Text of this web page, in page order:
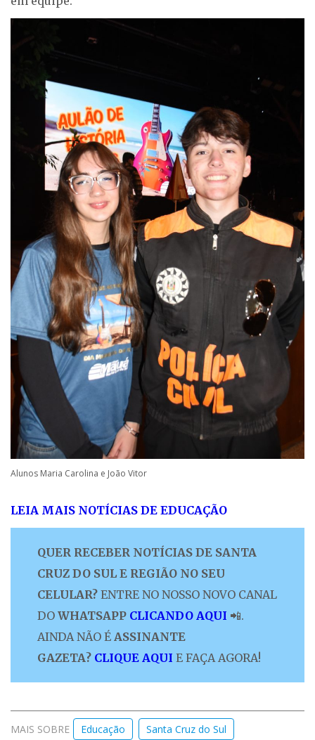
Alunos Maria Carolina e João Vitor
LEIA MAIS NOTÍCIAS DE EDUCAÇÃO
QUER RECEBER NOTÍCIAS DE SANTA
CRUZ DO SUL E REGIÃO NO SEU
CELULAR? ENTRE NO NOSSO NOVO CANAL
DO WHATSAPP CLICANDO AQUI 📲.
AINDA NÃO É ASSINANTE
GAZETA? CLIQUE AQUI E FAÇA AGORA!
MAIS SOBRE Educação Santa Cruz do Sul